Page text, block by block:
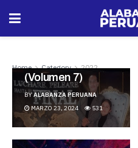
Home Category 2022
Fuente de Sanidad
hasta el Final
(Volumen 7)
BYALABANZA PERUANA
MARZO 23, 2024
531